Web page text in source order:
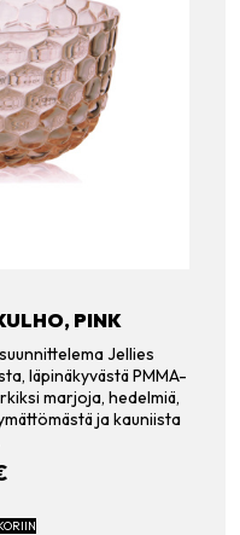
PINK
Jellies
läpinäkyvästä PMMA-
marjoja, hedelmiä,
ja kauniista